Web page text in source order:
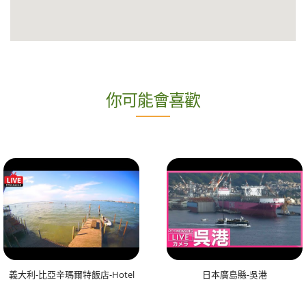
你可能會喜歡
義大利-比亞辛瑪爾特飯店-Hotel
日本廣島縣-吳港